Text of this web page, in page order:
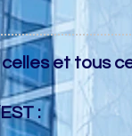
et tous
: